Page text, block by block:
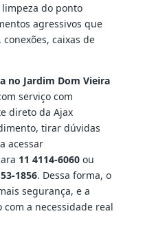
do ponto
agressivos que
caixas de
no Jardim Dom Vieira
serviço com
direto da Ajax
tirar dúvidas
acessar
11 4114-6060ou
1856. Dessa forma, o
segurança, e a
a necessidade real